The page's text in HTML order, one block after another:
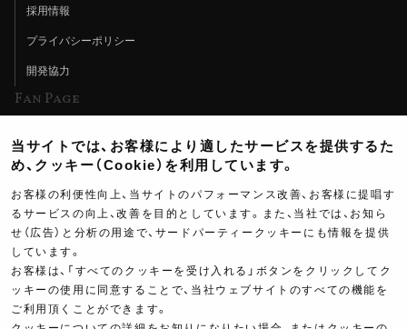
採用情報
プライバシーポリシー
開発協力
Fan Page
ヨシムラTV
イベント情報
イベントスケジュール
ツーリングブレイクタイム
製品ポスター
当サイトでは、お客様により適したサービスを提供するた
め、クッキー（Cookie）を利用しています。
お客様の利便性向上、当サイトのパフォーマンス改善、お客様に提唱す
るサービスの向上、改善を目的としています。また、当社では、お知ら
せ（広告）と分析の用途で、サードパーティークッキーにも情報を提供
しています。
お客様は、「すべてのクッキーを受け入れる」ボタンをクリックしてク
ッキーの使用に同意することで、当社ウェブサイトのすべての機能を
ご利用頂くことができます。